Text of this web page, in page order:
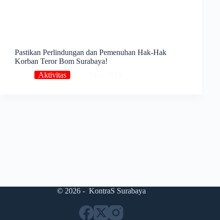
Pastikan Perlindungan dan Pemenuhan Hak-Hak
Korban Teror Bom Surabaya!
Aktivitas
© 2026 - KontraS Surabaya